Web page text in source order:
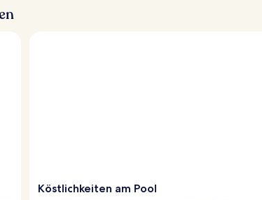
Köstlichkeiten am Pool